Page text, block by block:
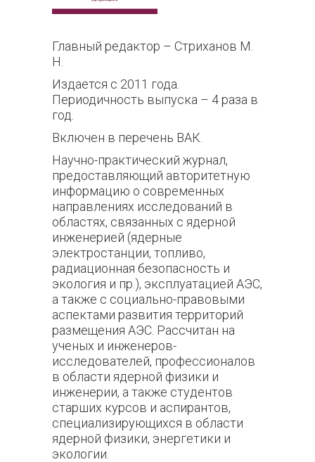
Главный редактор – Стриханов М.
Н.
Издается с 2011 года.
Периодичность выпуска – 4 раза в
год.
Включен в перечень ВАК.
Научно-практический журнал,
предоставляющий авторитетную
информацию о современных
направлениях исследований в
областях, связанных с ядерной
инженерией (ядерные
электростанции, топливо,
радиационная безопасность и
экология и пр.), эксплуатацией АЭС,
а также с социально-правовыми
аспектами развития территорий
размещения АЭС. Рассчитан на
ученых и инженеров-
исследователей, профессионалов
в области ядерной физики и
инженерии, а также студентов
старших курсов и аспирантов,
специализирующихся в области
ядерной физики, энергетики и
экологии.